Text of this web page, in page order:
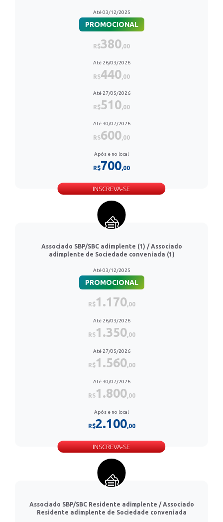
Até 03/12/2025
PROMOCIONAL
R$380,00
Até 26/03/2026
R$440,00
Até 27/05/2026
R$510,00
Até 30/07/2026
R$600,00
Após e no local
R$700,00
INSCREVA-SE
Associado SBP/SBC adimplente (1) / Associado
adimplente de Sociedade conveniada (1)
Até 03/12/2025
PROMOCIONAL
R$1.170,00
Até 26/03/2026
R$1.350,00
Até 27/05/2026
R$1.560,00
Até 30/07/2026
R$1.800,00
Após e no local
R$2.100,00
INSCREVA-SE
Associado SBP/SBC Residente adimplente / Associado
Residente adimplente de Sociedade conveniada